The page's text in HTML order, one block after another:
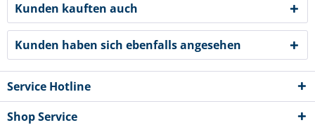
Kunden kauften auch
Kunden haben sich ebenfalls angesehen
Service Hotline
Shop Service